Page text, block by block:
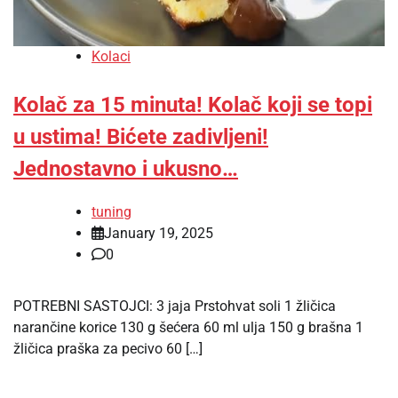
Kolaci
Kolač za 15 minuta! Kolač koji se topi
u ustima! Bićete zadivljeni!
Jednostavno i ukusno…
tuning
January 19, 2025
0
POTREBNI SASTOJCI: 3 jaja Prstohvat soli 1 žličica
narančine korice 130 g šećera 60 ml ulja 150 g brašna 1
žličica praška za pecivo 60 […]